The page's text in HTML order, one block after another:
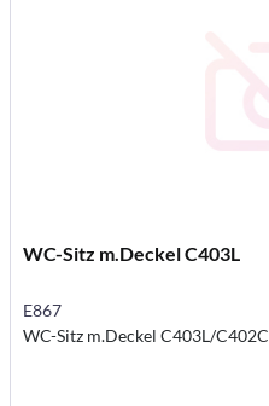
WC-Sitz m.Deckel C403L
E867
WC-Sitz m.Deckel C403L/C402C